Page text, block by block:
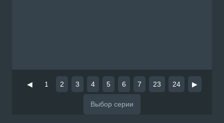
◀ 1 2 3 4 5 6 7 23 24 ▶